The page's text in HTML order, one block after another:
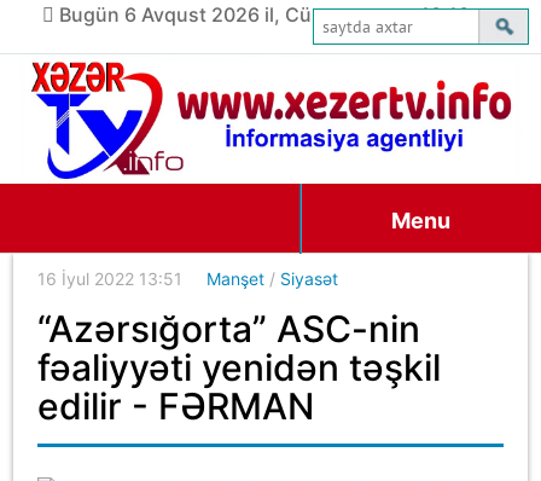
Bugün 6 Avqust 2026 il, Cümə axşamı, 10:10
Menu
16 İyul 2022 13:51 Manşet / Siyasət
“Azərsığorta” ASC-nin
fəaliyyəti yenidən təşkil
edilir - FƏRMAN